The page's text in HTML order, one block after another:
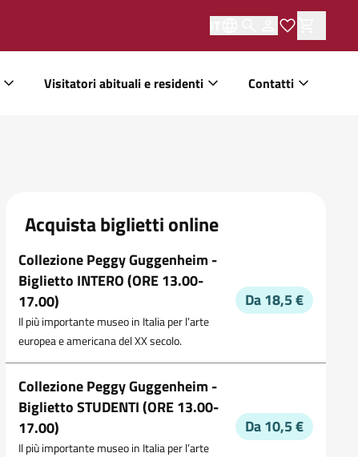
Visitatori abituali e residenti Contatti
Acquista biglietti online
Collezione Peggy Guggenheim -
Biglietto INTERO (ORE 13.00-
17.00)
Il più importante museo in Italia per l’arte
europea e americana del XX secolo.
Da 18,5 €
Collezione Peggy Guggenheim -
Biglietto STUDENTI (ORE 13.00-
17.00)
Il più importante museo in Italia per l’arte
Da 10,5 €